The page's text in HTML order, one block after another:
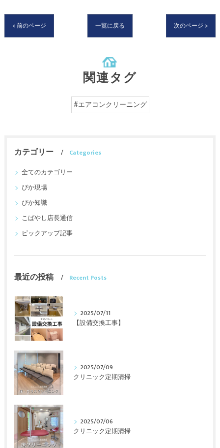
< 前のページ 一覧に戻る 次のページ >
関連タグ
#エアコンクリーニング
カテゴリー
Categories
全てのカテゴリー
ぴか現場
ぴか知識
こばやし店長通信
ピックアップ記事
最近の投稿 Recent Posts
2025/07/11
【設備交換工事】
2025/07/09
クリニック定期清掃
2025/07/06
クリニック定期清掃